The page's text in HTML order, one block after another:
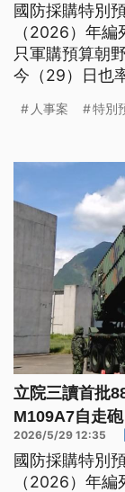
國防採購特別
（2026）年
只軍購預算朝
今（29）日也
人事案 特別
立院三讀首批
M109A7自走砲
2026/5/29 12:35
國防採購特別
（2026）年